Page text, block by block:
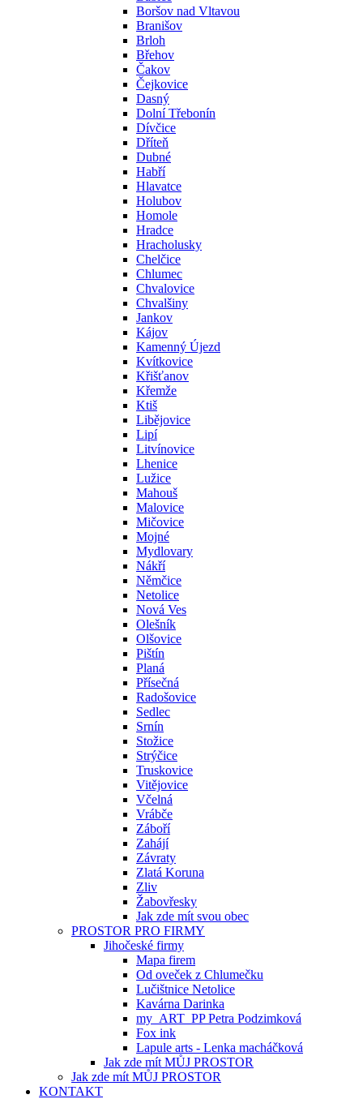
Boršov nad Vltavou
Branišov
Brloh
Břehov
Čakov
Čejkovice
Dasný
Dolní Třebonín
Dívčice
Dříteň
Dubné
Habří
Hlavatce
Holubov
Homole
Hradce
Hracholusky
Chelčice
Chlumec
Chvalovice
Chvalšiny
Jankov
Kájov
Kamenný Újezd
Kvítkovice
Křišťanov
Křemže
Ktiš
Libějovice
Lipí
Litvínovice
Lhenice
Lužice
Mahouš
Malovice
Mičovice
Mojné
Mydlovary
Nákří
Němčice
Netolice
Nová Ves
Olešník
Olšovice
Pištín
Planá
Přísečná
Radošovice
Sedlec
Srnín
Stožice
Strýčice
Truskovice
Vitějovice
Včelná
Vrábče
Záboří
Zahájí
Závraty
Zlatá Koruna
Zliv
Žabovřesky
Jak zde mít svou obec
PROSTOR PRO FIRMY
Jihočeské firmy
Mapa firem
Od oveček z Chlumečku
Lučištnice Netolice
Kavárna Darinka
my_ART_PP Petra Podzimková
Fox ink
Lapule arts - Lenka macháčková
Jak zde mít MŮJ PROSTOR
Jak zde mít MŮJ PROSTOR
KONTAKT